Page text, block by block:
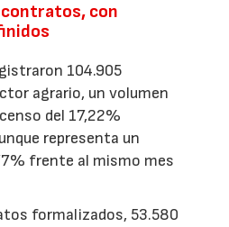
con
104.905
agrario, un volumen
del 17,22%
representa un
frente al mismo mes
formalizados, 53.580